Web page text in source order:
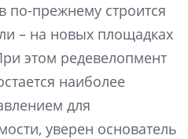
по-прежнему строится
– на новых площадках
этом редевелопмент
наиболее
для
уверен основатель